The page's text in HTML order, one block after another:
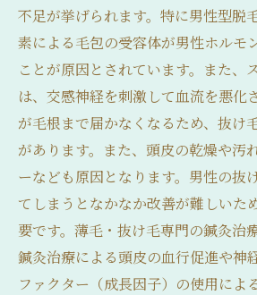
不足が挙げられます。特に男性型脱
素による毛包の受容体が男性ホルモ
ことが原因とされています。また、
は、交感神経を刺激して血流を悪化
が毛根まで届かなくなるため、抜け
があります。また、頭皮の乾燥や汚
ーなども原因となります。男性の抜
てしまうとなかなか改善が難しいた
要です。薄毛・抜け毛専門の鍼灸治
鍼灸治療による頭皮の血行促進や神
ファクター（成長因子）の使用によ